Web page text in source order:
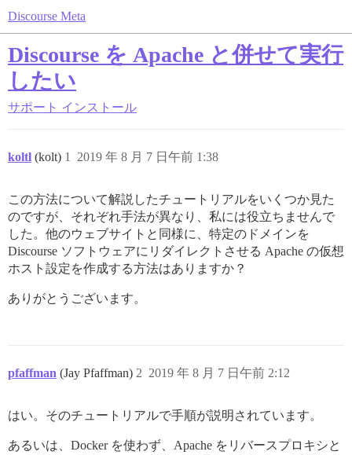
Discourse Meta
Discourse を Apache と併せて実行
したい
サポート インストール
koltl (kolt) 2019 年 8 月 7 日午前 1:38
1
この方法について解説したチュートリアルをいくつか見た
のですが、それぞれ手法が異なり、私には役立ちませんで
した。他のウェブサイトと同様に、特定のドメインを
Discourse ソフトウェアにリダイレクトさせる Apache の仮想
ホスト設定を作成する方法はありますか？
ありがとうございます。
pfaffman (Jay Pfaffman) 2019 年 8 月 7 日午前 2:12
2
はい。そのチュートリアルで手順が説明されています。
あるいは、Docker を使わず、Apache をリバースプロキシと